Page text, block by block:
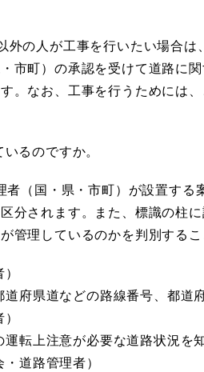
の人が工事を行いたい場合は
市町）の承認を受けて道路に
。なお、工事を行うためには
るのですか。
（国・県・市町）が設置する
分されます。また、標識の柱
管理しているのかを判別するこ
府県道などの路線番号、都道
転上注意が必要な道路状況を
道路管理者）